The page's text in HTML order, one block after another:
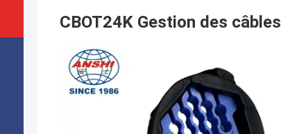
CBOT24K Gestion des